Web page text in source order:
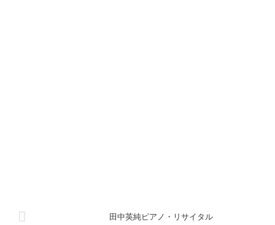
田中英純ピアノ・リサイタル